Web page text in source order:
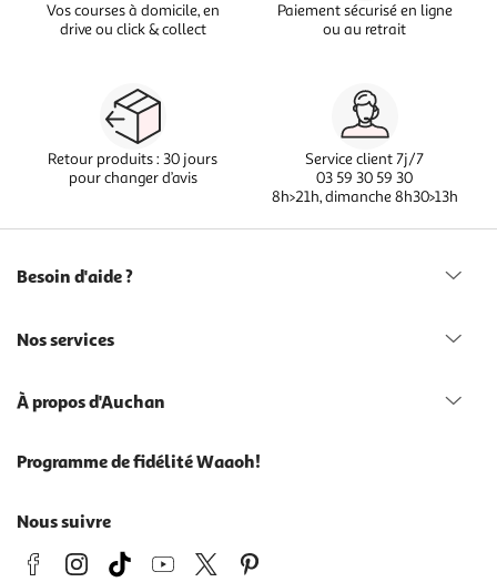
Vos courses à domicile, en
drive ou click & collect
Paiement sécurisé en ligne
ou au retrait
Retour produits : 30 jours
pour changer d’avis
Service client 7j/7
03 59 30 59 30
8h>21h, dimanche 8h30>13h
Besoin d'aide ?
Nos services
À propos d'Auchan
Programme de fidélité Waaoh!
Nous suivre